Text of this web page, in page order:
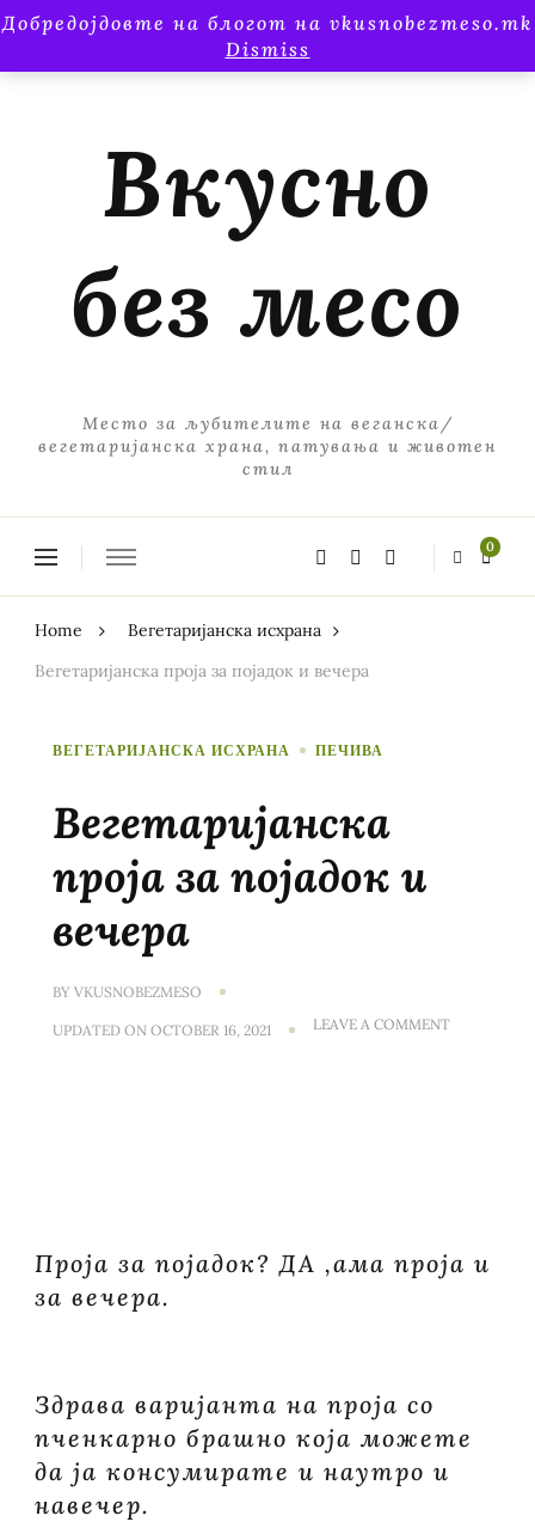
Добредојдовте на блогот на vkusnobezmeso.mk
Dismiss
Вкусно
без месо
Место за љубителите на веганска/
вегетаријанска храна, патувања и животен
стил
0
Home
Вегетаријанска исхрана
Вегетаријанска проја за појадок и вечера
ВЕГЕТАРИЈАНСКА ИСХРАНА ПЕЧИВА
Вегетаријанска
проја за појадок и
вечера
BY VKUSNOBEZMESO
UPDATED ON OCTOBER 16, 2021 LEAVE A COMMENTON
Проја за појадок? ДА ,ама проја и
за вечера.
Здрава варијанта на проја со
пченкарно брашно која можете
да ја консумирате и наутро и
навечер.